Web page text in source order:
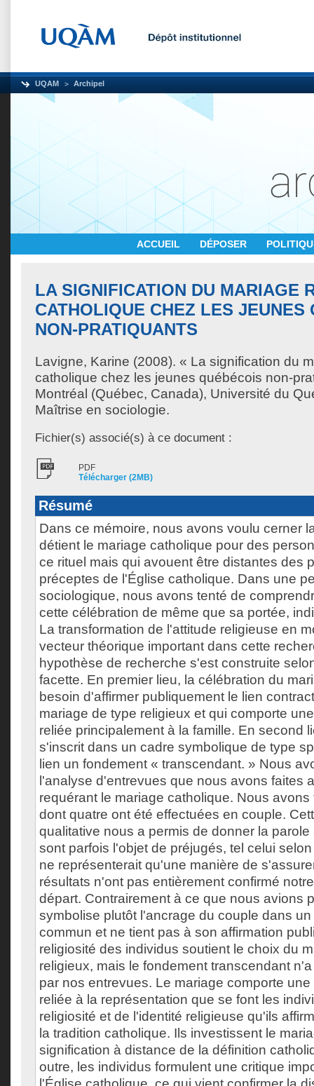
UQAM Archipel
ACCUEIL DÉPOSER
LA SIGNIFICATION DU MARIAGE
CATHOLIQUE CHEZ LES JEUNES
NON-PRATIQUANTS
Lavigne, Karine (2008). « La signification du
catholique chez les jeunes québécois non-
Montréal (Québec, Canada), Université du
Maîtrise en sociologie.
Fichier(s) associé(s) à ce document :
PDF
Télécharger (2MB)
Résumé
Dans ce mémoire, nous avons voulu cerner
détient le mariage catholique pour des
ce rituel mais qui avouent être distantes des
préceptes de l'Église catholique. Dans une
sociologique, nous avons tenté de
cette célébration de même que sa portée,
La transformation de l'attitude religieuse en
vecteur théorique important dans cette
hypothèse de recherche s'est construite
facette. En premier lieu, la célébration du
besoin d'affirmer publiquement le lien
mariage de type religieux et qui comporte
reliée principalement à la famille. En second
s'inscrit dans un cadre symbolique de type
lien un fondement « transcendant. » Nous
l'analyse d'entrevues que nous avons faites
requérant le mariage catholique. Nous
dont quatre ont été effectuées en couple.
qualitative nous a permis de donner la
sont parfois l'objet de préjugés, tel celui
ne représenterait qu'une manière de
résultats n'ont pas entièrement confirmé
départ. Contrairement à ce que nous avions
symbolise plutôt l'ancrage du couple dans
commun et ne tient pas à son affirmation
religiosité des individus soutient le choix du
religieux, mais le fondement transcendant
par nos entrevues. Le mariage comporte
reliée à la représentation que se font les
religiosité et de l'identité religieuse qu'ils
la tradition catholique. Ils investissent le
signification à distance de la définition
outre, les individus formulent une critique